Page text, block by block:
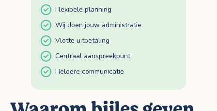
Flexibele planning
Wij doen jouw administratie
Vlotte uitbetaling
Centraal aanspreekpunt
Heldere communicatie